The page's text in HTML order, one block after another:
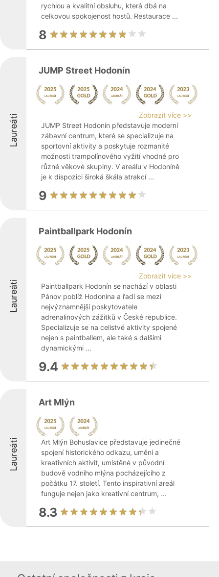
rychlou a kvalitní obsluhu, která dbá na
celkovou spokojenost hostů. Restaurace ...
8
Laureáti
JUMP Street Hodonín
Zobrazit více >>
JUMP Street Hodonín představuje moderní
zábavní centrum, které se specializuje na
sportovní aktivity a poskytuje rozmanité
možnosti trampolínového vyžití vhodné pro
různé věkové skupiny. V areálu v Hodoníně
je k dispozici široká škála atrakcí ...
9
Laureáti
Paintballpark Hodonín
Zobrazit více >>
Paintballpark Hodonín se nachází v oblasti
Pánov poblíž Hodonína a řadí se mezi
nejvýznamnější poskytovatele
adrenalinových zážitků v České republice.
Specializuje se na celistvé aktivity spojené
nejen s paintballem, ale také s dalšími
dynamickými ...
9.4
Laureáti
Art Mlýn
Art Mlýn Bohuslavice představuje jedinečné
spojení historického odkazu, umění a
kreativních aktivit, umístěné v původní
budově vodního mlýna pocházejícího z
počátku 17. století. Tento inspirativní areál
funguje nejen jako kreativní centrum, ...
8.3